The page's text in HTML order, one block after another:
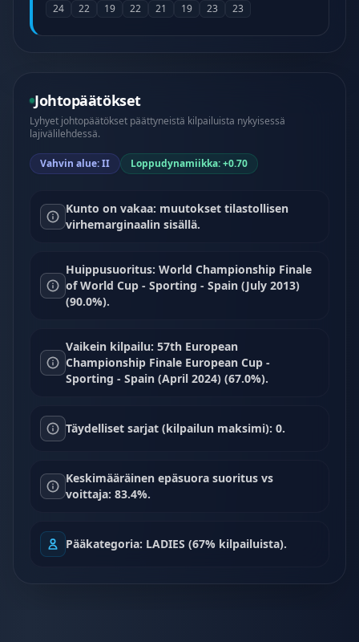
24 22 19 22 21 19 23 23
Johtopäätökset
Lyhyet johtopäätökset päättyneistä kilpailuista nykyisessä
lajivälilehdessä.
Vahvin alue: II Loppudynamiikka: +0.70
Kunto on vakaa: muutokset tilastollisen
virhemarginaalin sisällä.
Huippusuoritus: World Championship Finale
of World Cup - Sporting - Spain (July 2013)
(90.0%).
Vaikein kilpailu: 57th European
Championship Finale European Cup -
Sporting - Spain (April 2024) (67.0%).
Täydelliset sarjat (kilpailun maksimi): 0.
Keskimääräinen epäsuora suoritus vs
voittaja: 83.4%.
Pääkategoria: LADIES (67% kilpailuista).